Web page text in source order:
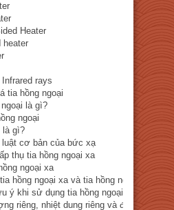
Heater
heater
rays
tia hồng ngoại
là gì?
ngoại
là gì?
luật cơ bản của bức xạ
thụ tia hồng ngoại xa
ngoại xa
hồng ngoại xa và tia hồng ngoại gần
ý khi sử dụng tia hồng ngoại xa (Q&A)
riêng, nhiệt dung riêng và độ dẫn nhiệt